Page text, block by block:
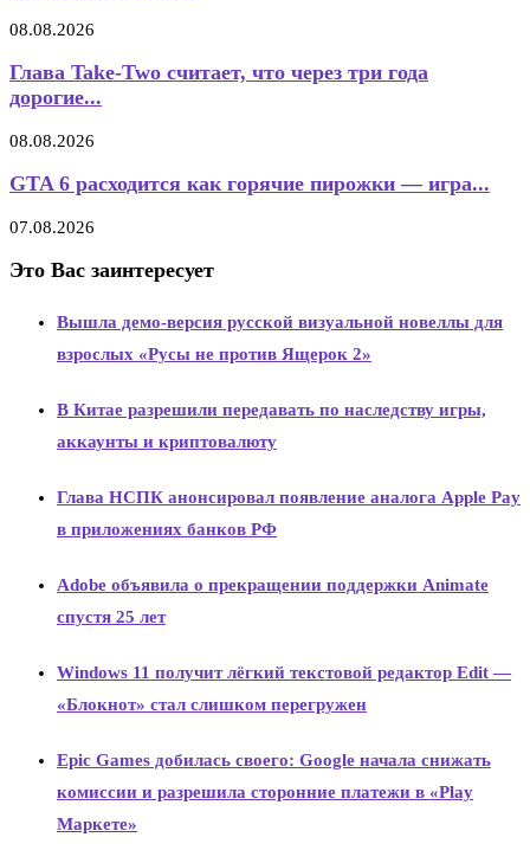
08.08.2026
Глава Take-Two считает, что через три года
дорогие...
08.08.2026
GTA 6 расходится как горячие пирожки — игра...
07.08.2026
Это Вас заинтересует
Вышла демо-версия русской визуальной новеллы для
взрослых «Русы не против Ящерок 2»
В Китае разрешили передавать по наследству игры,
аккаунты и криптовалюту
Глава НСПК анонсировал появление аналога Apple Pay
в приложениях банков РФ
Adobe объявила о прекращении поддержки Animate
спустя 25 лет
Windows 11 получит лёгкий текстовой редактор Edit —
«Блокнот» стал слишком перегружен
Epic Games добилась своего: Google начала снижать
комиссии и разрешила сторонние платежи в «Play
Маркете»